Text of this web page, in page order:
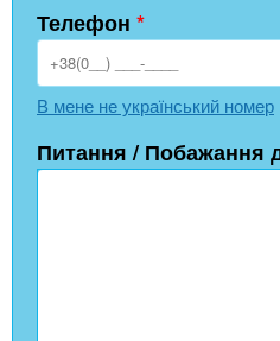
Телефон *
В мене не український номер
Питання / Побажання